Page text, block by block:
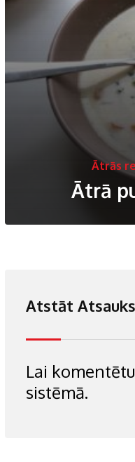
Ātrās
Ātrā
Atstāt
Lai
sistēmā.